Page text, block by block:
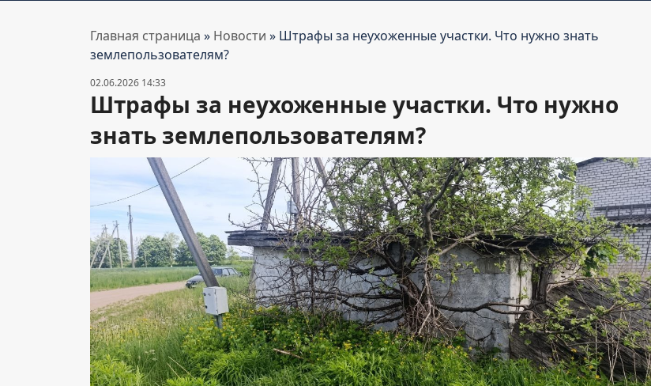
Главная страница » Новости » Штрафы за неухоженные участки. Что нужно знать
землепользователям?
02.06.2026 14:33
Штрафы за неухоженные участки. Что нужно
знать землепользователям?